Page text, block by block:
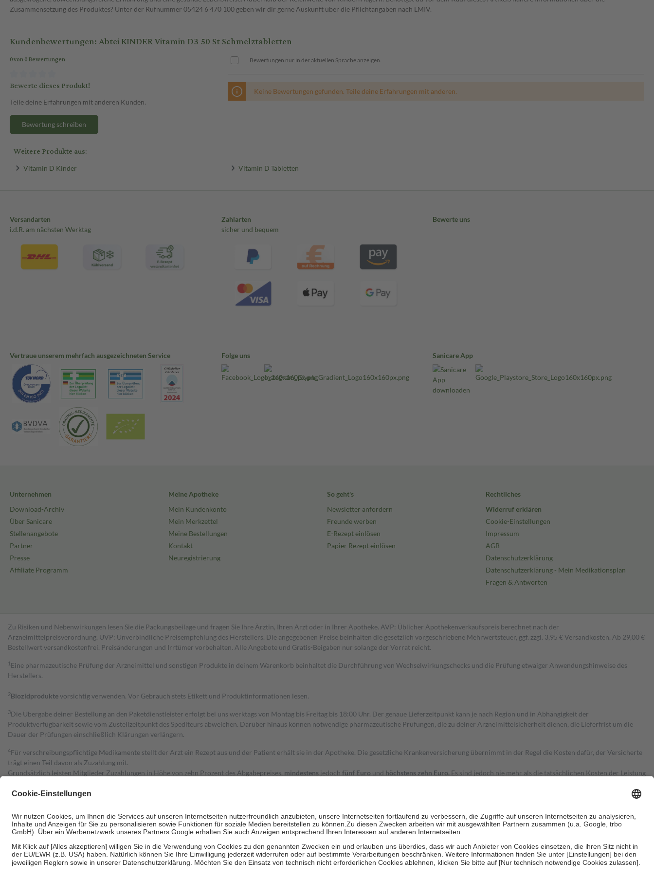
Zusammensetzung des Produktes? Unter der Rufnummer 05424 6 470 100 geben wir dir gerne Auskunft über die Pflichtangaben nach LMIV.
Kundenbewertungen: Abtei KINDER Vitamin D3 50 St Schmelztabletten
0 von 0 Bewertungen
Bewerte dieses Produkt!
Teile deine Erfahrungen mit anderen Kunden.
Bewertung schreiben
Bewertungen nur in der aktuellen Sprache anzeigen.
Keine Bewertungen gefunden. Teile deine Erfahrungen mit anderen.
Weitere Produkte aus:
Vitamin D Kinder Vitamin D Tabletten
Versandarten
i.d.R. am nächsten Werktag
Zahlarten
sicher und bequem
Bewerte uns
Vertraue unserem mehrfach ausgezeichneten Service Folge uns Sanicare App
Unternehmen
Download-Archiv
Über Sanicare
Stellenangebote
Partner
Presse
Affiliate Programm
Meine Apotheke
Mein Kundenkonto
Mein Merkzettel
Meine Bestellungen
Kontakt
Neuregistrierung
So geht's
Newsletter anfordern
Freunde werben
E-Rezept einlösen
Papier Rezept einlösen
Rechtliches
Widerruf erklären
Cookie-Einstellungen
Impressum
AGB
Datenschutzerklärung
Datenschutzerklärung - Mein Medikationsplan
Fragen & Antworten
Zu Risiken und Nebenwirkungen lesen Sie die Packungsbeilage und fragen Sie Ihre Ärztin, Ihren Arzt oder in Ihrer Apotheke. AVP: Üblicher Apothekenverkaufspreis berechnet nach der
Arzneimittelpreisverordnung. UVP: Unverbindliche Preisempfehlung des Herstellers. Die angegebenen Preise beinhalten die gesetzlich vorgeschriebene Mehrwertsteuer, ggf. zzgl. 3,95 € Versandkosten. Ab 29,00 €
Bestell­wert versand­kosten­frei. Preisänderungen und Irrtümer vorbehalten. Alle Angebote und Gratis-Beigaben nur solange der Vorrat reicht.
1 Eine pharmazeutische Prüfung der Arzneimittel und sonstigen Produkte in deinem Warenkorb beinhaltet die Durchführung von Wechselwirkungschecks und die Prüfung etwaiger Anwendungshinweise des
Herstellers.
2Biozidproduktevorsichtig verwenden. Vor Gebrauch stets Etikett und Produktinformationen lesen.
3Die Übergabe deiner Bestellung an den Paketdienstleister erfolgt bei uns werktags von Montag bis Freitag bis 18:00 Uhr. Der genaue Lieferzeitpunkt kann je nach Region und in Abhängigkeit der
Produktverfügbarkeit sowie vom Zustellzeitpunkt des Spediteurs abweichen. Darüber hinaus können notwendige pharmazeutische Prüfungen, die zu deiner Arzneimittelsicherheit dienen, die Lieferfrist um die
Dauer der Prüfungen einschließlich Klärungen verlängern.
4Für verschreibungspflichtige Medikamente stellt der Arzt ein Rezept aus und der Patient erhält sie in der Apotheke. Die gesetzliche Krankenversicherung übernimmt in der Regel die Kosten dafür, der Versicherte
trägt einen Teil davon als Zuzahlung mit.
Grundsätzlich leisten Mitglieder Zuzahlungen in Höhe von zehn Prozent des Abgabepreises, mindestens jedoch fünf Euro und höchstens zehn Euro. Es sind jedoch nie mehr als die tatsächlichen Kosten der Leistung
Diese Regeln gelten grundsätzlich auch für Online-Apotheken.
Um das Engagement der Versicherten für ihre eigene Gesundheit zu stärken und die besondere Stellung der Familie zu unterstützen, fallenkeine Zuzahlungen an bei:
• Kindern und Jugendlichen bis zum vollendeten 18. Lebensjahr mit Ausnahme der Fahrkosten
• Untersuchungen zur Vorsorge und Früherkennung, die von der GKV getragen werden
• empfohlenen Schutzimpfungen
• Harn- und Blutteststreifen